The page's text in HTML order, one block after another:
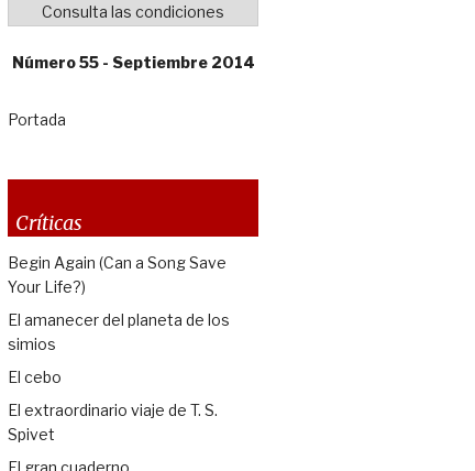
Consulta las condiciones
Número 55 - Septiembre 2014
Portada
Críticas
Begin Again (Can a Song Save
Your Life?)
El amanecer del planeta de los
simios
El cebo
El extraordinario viaje de T. S.
Spivet